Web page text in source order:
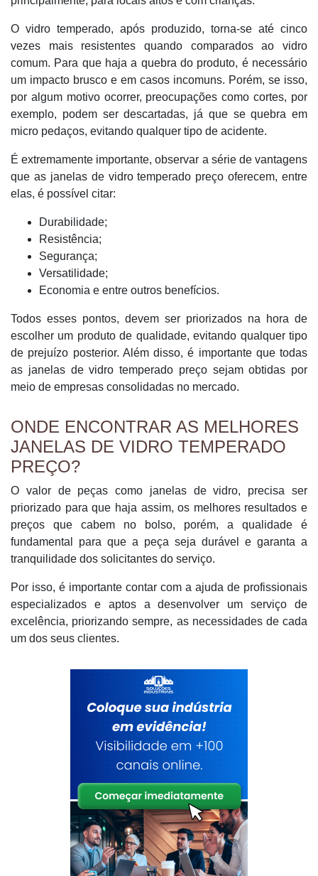
O vidro temperado, após produzido, torna-se até cinco
vezes mais resistentes quando comparados ao vidro
comum. Para que haja a quebra do produto, é necessário
um impacto brusco e em casos incomuns. Porém, se isso,
por algum motivo ocorrer, preocupações como cortes, por
exemplo, podem ser descartadas, já que se quebra em
micro pedaços, evitando qualquer tipo de acidente.
É extremamente importante, observar a série de vantagens
que as janelas de vidro temperado preço oferecem, entre
elas, é possível citar:
Durabilidade;
Resistência;
Segurança;
Versatilidade;
Economia e entre outros benefícios.
Todos esses pontos, devem ser priorizados na hora de
escolher um produto de qualidade, evitando qualquer tipo
de prejuízo posterior. Além disso, é importante que todas
as janelas de vidro temperado preço sejam obtidas por
meio de empresas consolidadas no mercado.
ONDE ENCONTRAR AS MELHORES
JANELAS DE VIDRO TEMPERADO
PREÇO?
O valor de peças como janelas de vidro, precisa ser
priorizado para que haja assim, os melhores resultados e
preços que cabem no bolso, porém, a qualidade é
fundamental para que a peça seja durável e garanta a
tranquilidade dos solicitantes do serviço.
Por isso, é importante contar com a ajuda de profissionais
especializados e aptos a desenvolver um serviço de
excelência, priorizando sempre, as necessidades de cada
um dos seus clientes.